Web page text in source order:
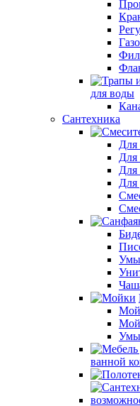
для воды
Сантехника
Для
Для
Для
Для
ванной